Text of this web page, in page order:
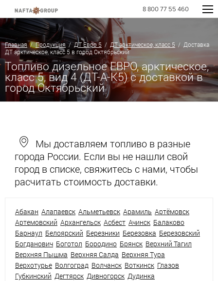
8 800 77 55 460
Главная/Продукция/ДТ Евро 5 / ДТ арктическое, класс 5 / Доставка
ДТ арктическое, класс 5 в город Октябрьский
Топливо дизельное ЕВРО, арктическое,
класс 5, вид 4 (ДТ-А-К5) с доставкой в
город Октябрьский
Мы доставляем топливо в разные
города России. Если вы не нашли свой
город в списке, свяжитесь с нами, чтобы
расчитать стоимость доставки.
Абакан Алапаевск Альметьевск Арамиль Артёмовск
Артемовский Архангельск Асбест Ачинск Балаково
Барнаул Белоярский Березники Березовка Березовский
Богданович Боготол Бородино Брянск Верхний Тагил
Верхняя Пышма Верхняя Салда Верхняя Тура
Верхотурье Волгоград Волчанск Воткинск Глазов
Губкинский Дегтярск Дивногорск Дудинка